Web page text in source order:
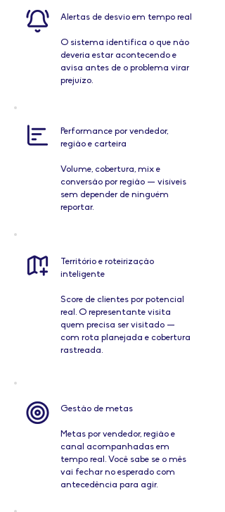
Alertas de desvio em tempo real
O sistema identifica o que não
deveria estar acontecendo e
avisa antes de o problema virar
prejuízo.
Performance por vendedor,
região e carteira
Volume, cobertura, mix e
conversão por região — visíveis
sem depender de ninguém
reportar.
Território e roteirização
inteligente
Score de clientes por potencial
real. O representante visita
quem precisa ser visitado —
com rota planejada e cobertura
rastreada.
Gestão de metas
Metas por vendedor, região e
canal acompanhadas em
tempo real. Você sabe se o mês
vai fechar no esperado com
antecedência para agir.